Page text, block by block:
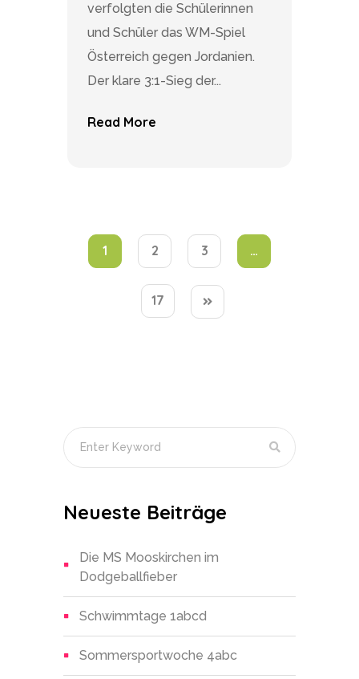
Neueste Beiträge
Die MS Mooskirchen im
Dodgeballfieber
Schwimmtage 1abcd
Sommersportwoche 4abc
verfolgten die Schülerinnen
und Schüler das WM-Spiel
Österreich gegen Jordanien.
Der klare 3:1-Sieg der...
Read More
1 2 3 …
17